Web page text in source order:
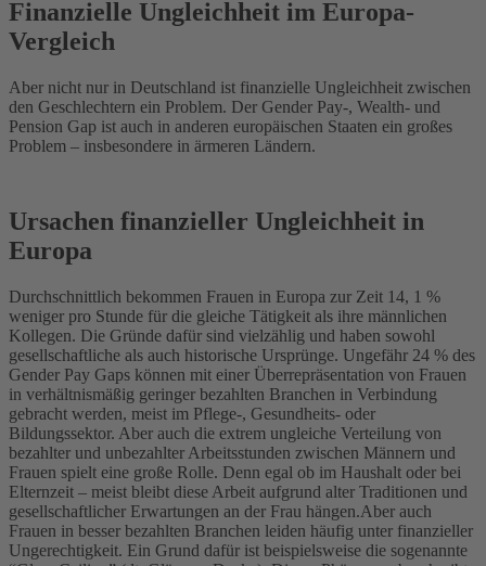
Finanzielle Ungleichheit im Europa-
Vergleich
Aber nicht nur in Deutschland ist finanzielle Ungleichheit zwischen
den Geschlechtern ein Problem. Der Gender Pay-, Wealth- und
Pension Gap ist auch in anderen europäischen Staaten ein großes
Problem – insbesondere in ärmeren Ländern.
Ursachen finanzieller Ungleichheit in
Europa
Durchschnittlich bekommen Frauen in Europa zur Zeit 14, 1 %
weniger pro Stunde für die gleiche Tätigkeit als ihre männlichen
Kollegen. Die Gründe dafür sind vielzählig und haben sowohl
gesellschaftliche als auch historische Ursprünge. Ungefähr 24 % des
Gender Pay Gaps können mit einer Überrepräsentation von Frauen
in verhältnismäßig geringer bezahlten Branchen in Verbindung
gebracht werden, meist im Pflege-, Gesundheits- oder
Bildungssektor. Aber auch die extrem ungleiche Verteilung von
bezahlter und unbezahlter Arbeitsstunden zwischen Männern und
Frauen spielt eine große Rolle. Denn egal ob im Haushalt oder bei
Elternzeit – meist bleibt diese Arbeit aufgrund alter Traditionen und
gesellschaftlicher Erwartungen an der Frau hängen.Aber auch
Frauen in besser bezahlten Branchen leiden häufig unter finanzieller
Ungerechtigkeit. Ein Grund dafür ist beispielsweise die sogenannte